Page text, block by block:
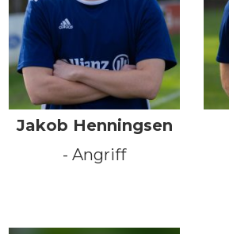
Jakob Henningsen
- Angriff